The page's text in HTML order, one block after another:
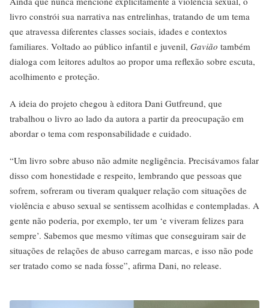
livro constrói sua narrativa nas entrelinhas, tratando de um tema
que atravessa diferentes classes sociais, idades e contextos
familiares. Voltado ao público infantil e juvenil, Gavião também
dialoga com leitores adultos ao propor uma reflexão sobre escuta,
acolhimento e proteção.
A ideia do projeto chegou à editora Dani Gutfreund, que
trabalhou o livro ao lado da autora a partir da preocupação em
abordar o tema com responsabilidade e cuidado.
“Um livro sobre abuso não admite negligência. Precisávamos falar
disso com honestidade e respeito, lembrando que pessoas que
sofrem, sofreram ou tiveram qualquer relação com situações de
violência e abuso sexual se sentissem acolhidas e contempladas. A
gente não poderia, por exemplo, ter um ‘e viveram felizes para
sempre’. Sabemos que mesmo vítimas que conseguiram sair de
situações de relações de abuso carregam marcas, e isso não pode
ser tratado como se nada fosse”, afirma Dani, no release.